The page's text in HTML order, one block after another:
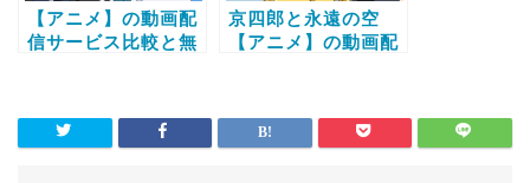
【アニメ】の動画配
信サービス比較と無
京四郎と永遠の空
【アニメ】の動画配